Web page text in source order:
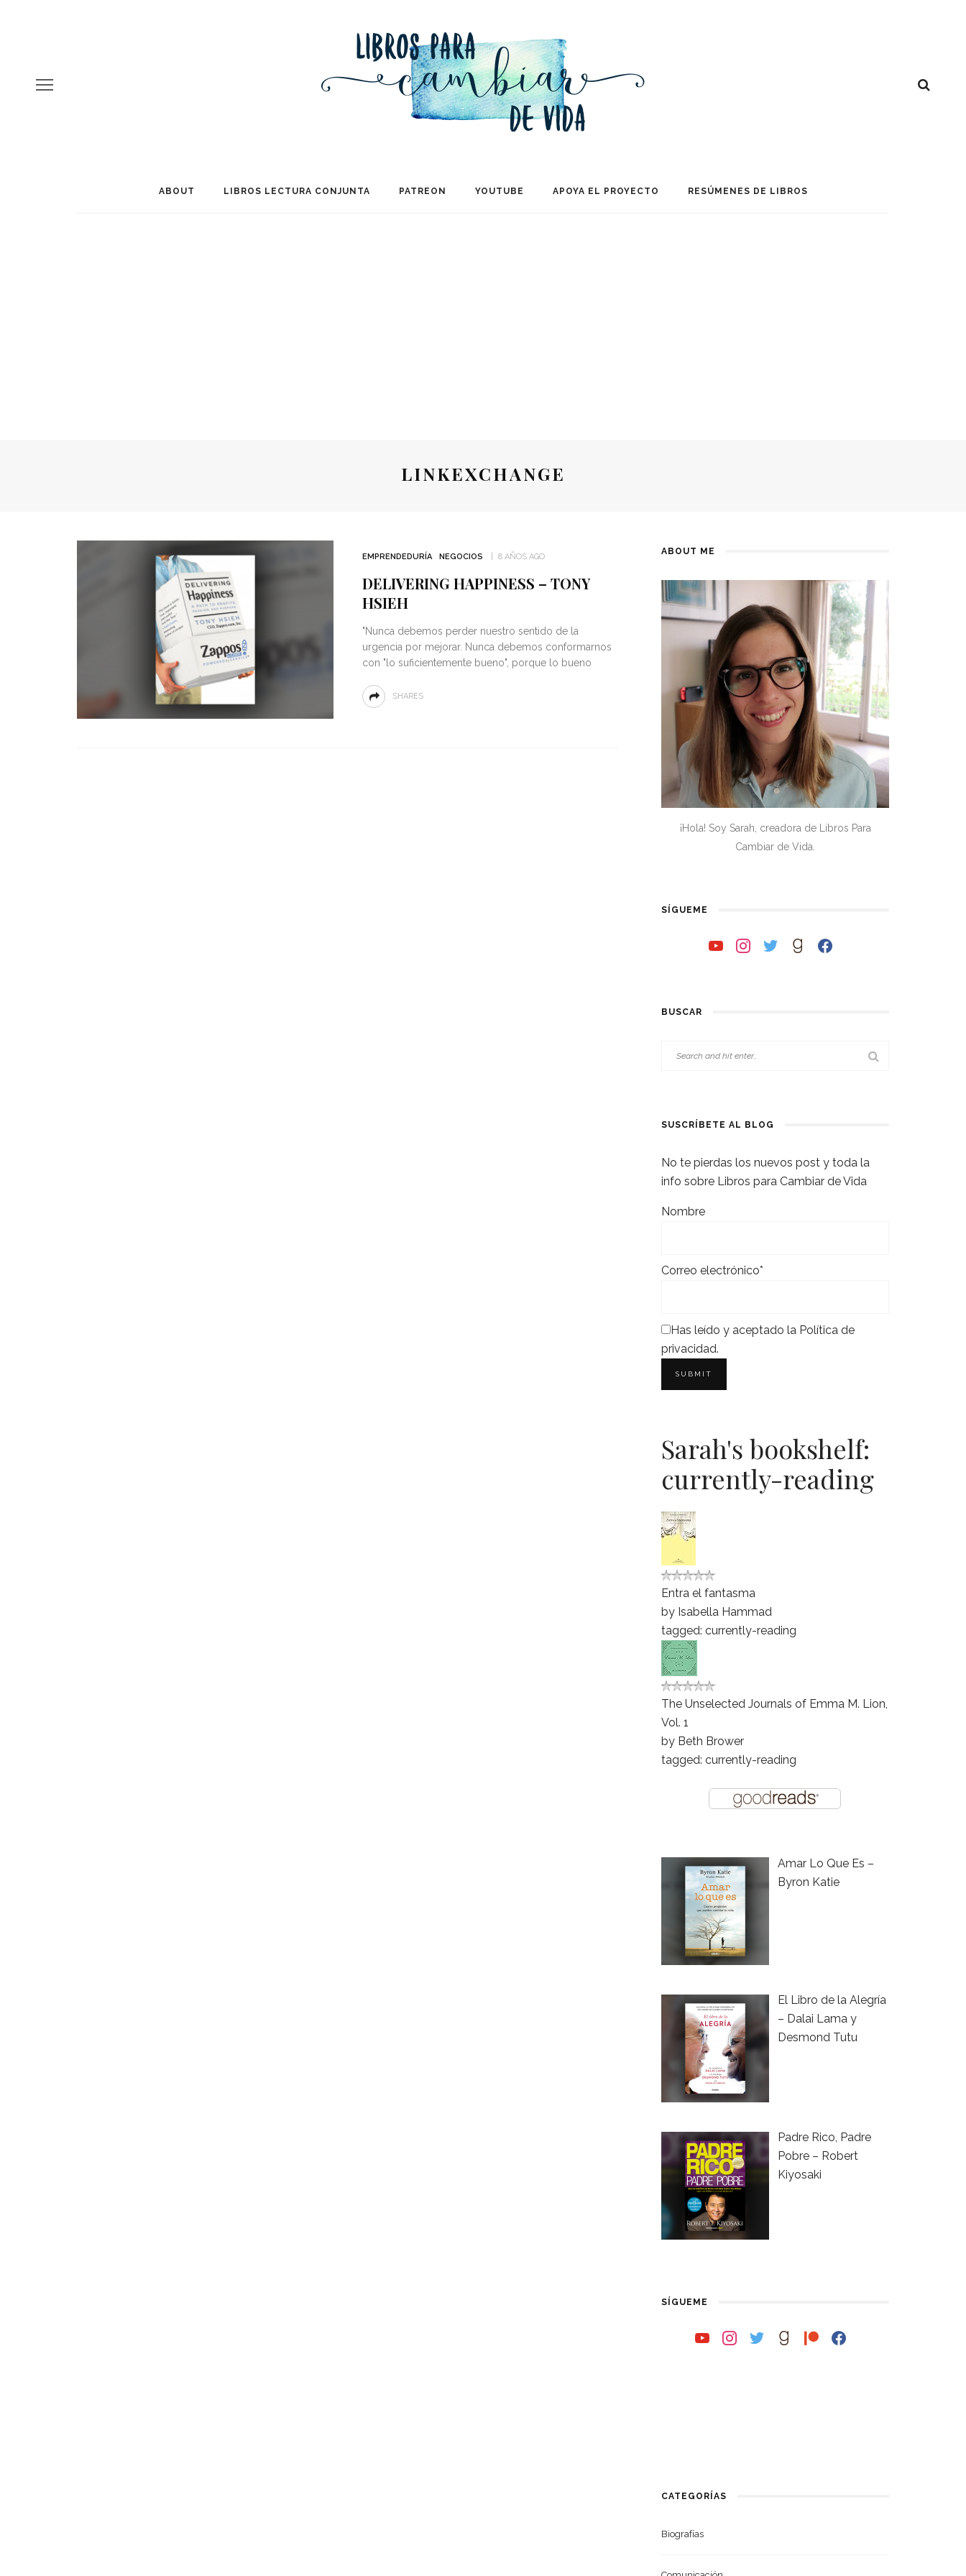
ABOUT LIBROS LECTURA CONJUNTA PATREON YOUTUBE APOYA EL PROYECTO RESÚMENES DE LIBROS
LINKEXCHANGE
EMPRENDEDURÍA NEGOCIOS 8 AÑOS AGO
DELIVERING HAPPINESS – TONY
HSIEH
"Nunca debemos perder nuestro sentido de la
urgencia por mejorar. Nunca debemos conformarnos
con "lo suficientemente bueno", porque lo bueno
SHARES
ABOUT ME
¡Hola! Soy Sarah, creadora de Libros Para
Cambiar de Vida.
SÍGUEME
youtubeinstagramtwittergoodreadsfacebook
BUSCAR
SUSCRÍBETE AL BLOG
No te pierdas los nuevos post y toda la
info sobre Libros para Cambiar de Vida
Nombre
Correo electrónico*
Has leído y aceptado la Política de
privacidad.
Sarah's bookshelf:
currently-reading
Entra el fantasma
by Isabella Hammad
tagged: currently-reading
The Unselected Journals of Emma M. Lion,
Vol. 1
by Beth Brower
tagged: currently-reading
Amar Lo Que Es –
Byron Katie
El Libro de la Alegría
– Dalai Lama y
Desmond Tutu
Padre Rico, Padre
Pobre – Robert
Kiyosaki
SÍGUEME
youtubeinstagramtwittergoodreads
patreonfacebook
CATEGORÍAS
Biografías